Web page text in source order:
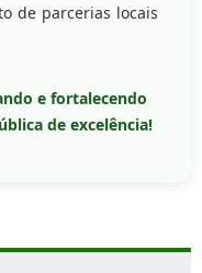
de parcerias locais
e fortalecendo
de excelência!